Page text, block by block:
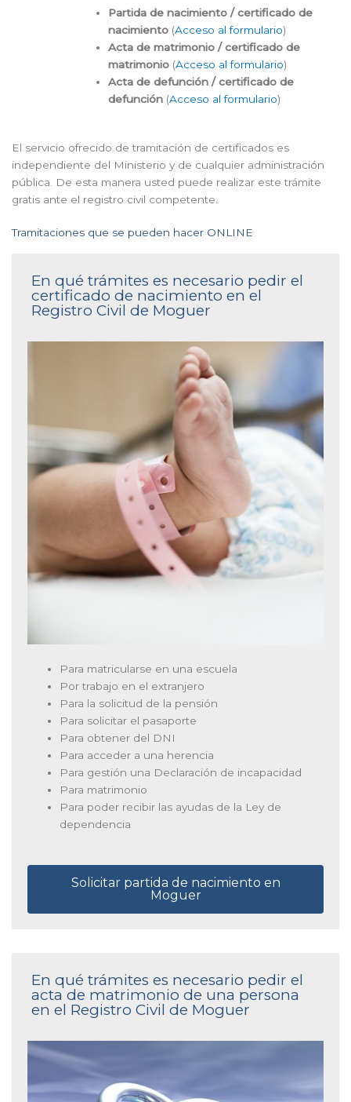
Partida de nacimiento / certificado de
nacimiento (Acceso al formulario)
Acta de matrimonio / certificado de
matrimonio (Acceso al formulario)
Acta de defunción / certificado de
defunción (Acceso al formulario)
El servicio ofrecido de tramitación de certificados es
independiente del Ministerio y de cualquier administración
pública. De esta manera usted puede realizar este trámite
gratis ante el registro civil competente.
Tramitaciones que se pueden hacer ONLINE
En qué trámites es necesario pedir el
certificado de nacimiento en el
Registro Civil de Moguer
Para matricularse en una escuela
Por trabajo en el extranjero
Para la solicitud de la pensión
Para solicitar el pasaporte
Para obtener del DNI
Para acceder a una herencia
Para gestión una Declaración de incapacidad
Para matrimonio
Para poder recibir las ayudas de la Ley de
dependencia
Solicitar partida de nacimiento en
Moguer
En qué trámites es necesario pedir el
acta de matrimonio de una persona
en el Registro Civil de Moguer